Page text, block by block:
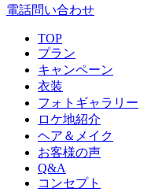
電話問い合わせ
TOP
プラン
キャンペーン
衣装
フォトギャラリー
ロケ地紹介
ヘア＆メイク
お客様の声
Q&A
コンセプト